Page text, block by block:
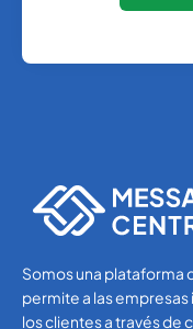
Somos una plataforma
permite a las
los clientes a través de